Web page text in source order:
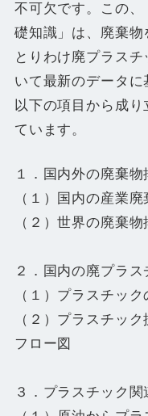
不可欠です。この
礎知識」は、廃棄物
とりわけ廃プラス
いて最新のデータに
以下の項目から成
ています。
１．国内外の廃棄物
（１）国内の産業
（２）世界の廃棄物
２．国内の廃プラ
（１）プラスチッ
（２）プラスチッ
フロー図
３．プラスチック関